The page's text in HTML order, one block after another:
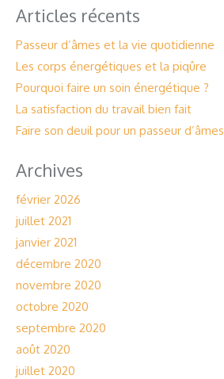
Articles récents
Passeur d’âmes et la vie quotidienne
Les corps énergétiques et la piqûre
Pourquoi faire un soin énergétique ?
La satisfaction du travail bien fait
Faire son deuil pour un passeur d’âmes
Archives
février 2026
juillet 2021
janvier 2021
décembre 2020
novembre 2020
octobre 2020
septembre 2020
août 2020
juillet 2020